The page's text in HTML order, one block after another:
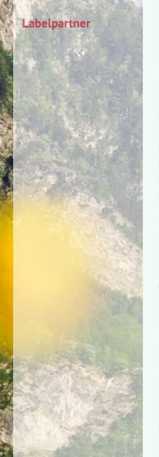
Labelpartner